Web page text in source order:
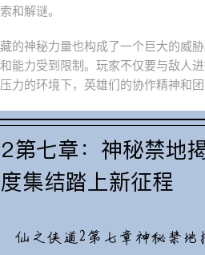
和解谜。
的神秘力量也构成了一个巨大的威
能力受到限制。玩家不仅要与敌人
力的环境下，英雄们的协作精神和团